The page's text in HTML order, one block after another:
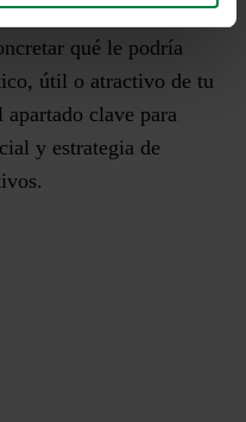
acertadamente a tu
qué le podría
útil o atractivo de tu
clave para
y estrategia de